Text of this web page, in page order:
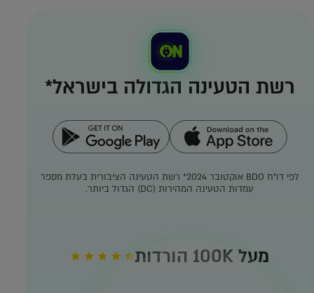
למה העמדה הזו?
רשת הטעינה הגדולה בישראל*
לפי דו"ח BDO אוקטובר 2024*
רשת הטעינה הציבורית בעלת מספר
עמדות הטעינה המהירות (DC) הגדול ביותר.
מעל 100K הורדות